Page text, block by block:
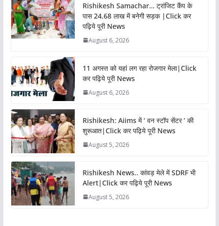
Rishikesh Samachar… ट्रांजिट कैंप के
पास 24.68 लाख में बनेगी सड़क |Click कर
पढ़िये पूरी News
August 6, 2026
11 अगस्त को यहां लग रहा रोजगार मेला|Click
कर पढ़िये पूरी News
August 6, 2026
Rishikesh: Aiims में ‘ वन स्टॉप सेंटर ’ की
शुरूआत|Click कर पढ़िये पूरी News
August 5, 2026
Rishikesh News.. कांवड़ मेले में SDRF भी
Alert|Click कर पढ़िये पूरी News
August 5, 2026